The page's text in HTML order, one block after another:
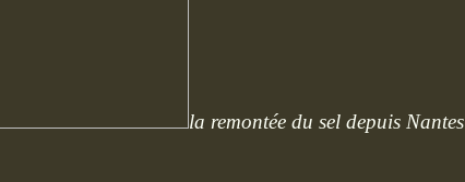
la remontée du sel depuis Nantes